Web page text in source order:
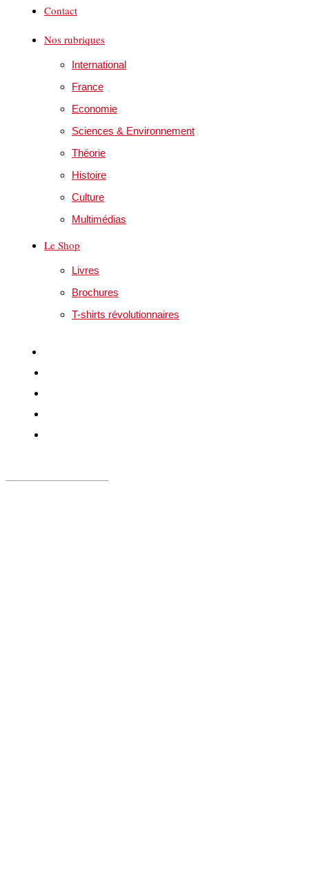
Contact
Nos rubriques
International
France
Economie
Sciences & Environnement
Théorie
Histoire
Culture
Multimédias
Le Shop
Livres
Brochures
T-shirts révolutionnaires